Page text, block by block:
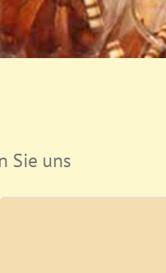
Sie uns